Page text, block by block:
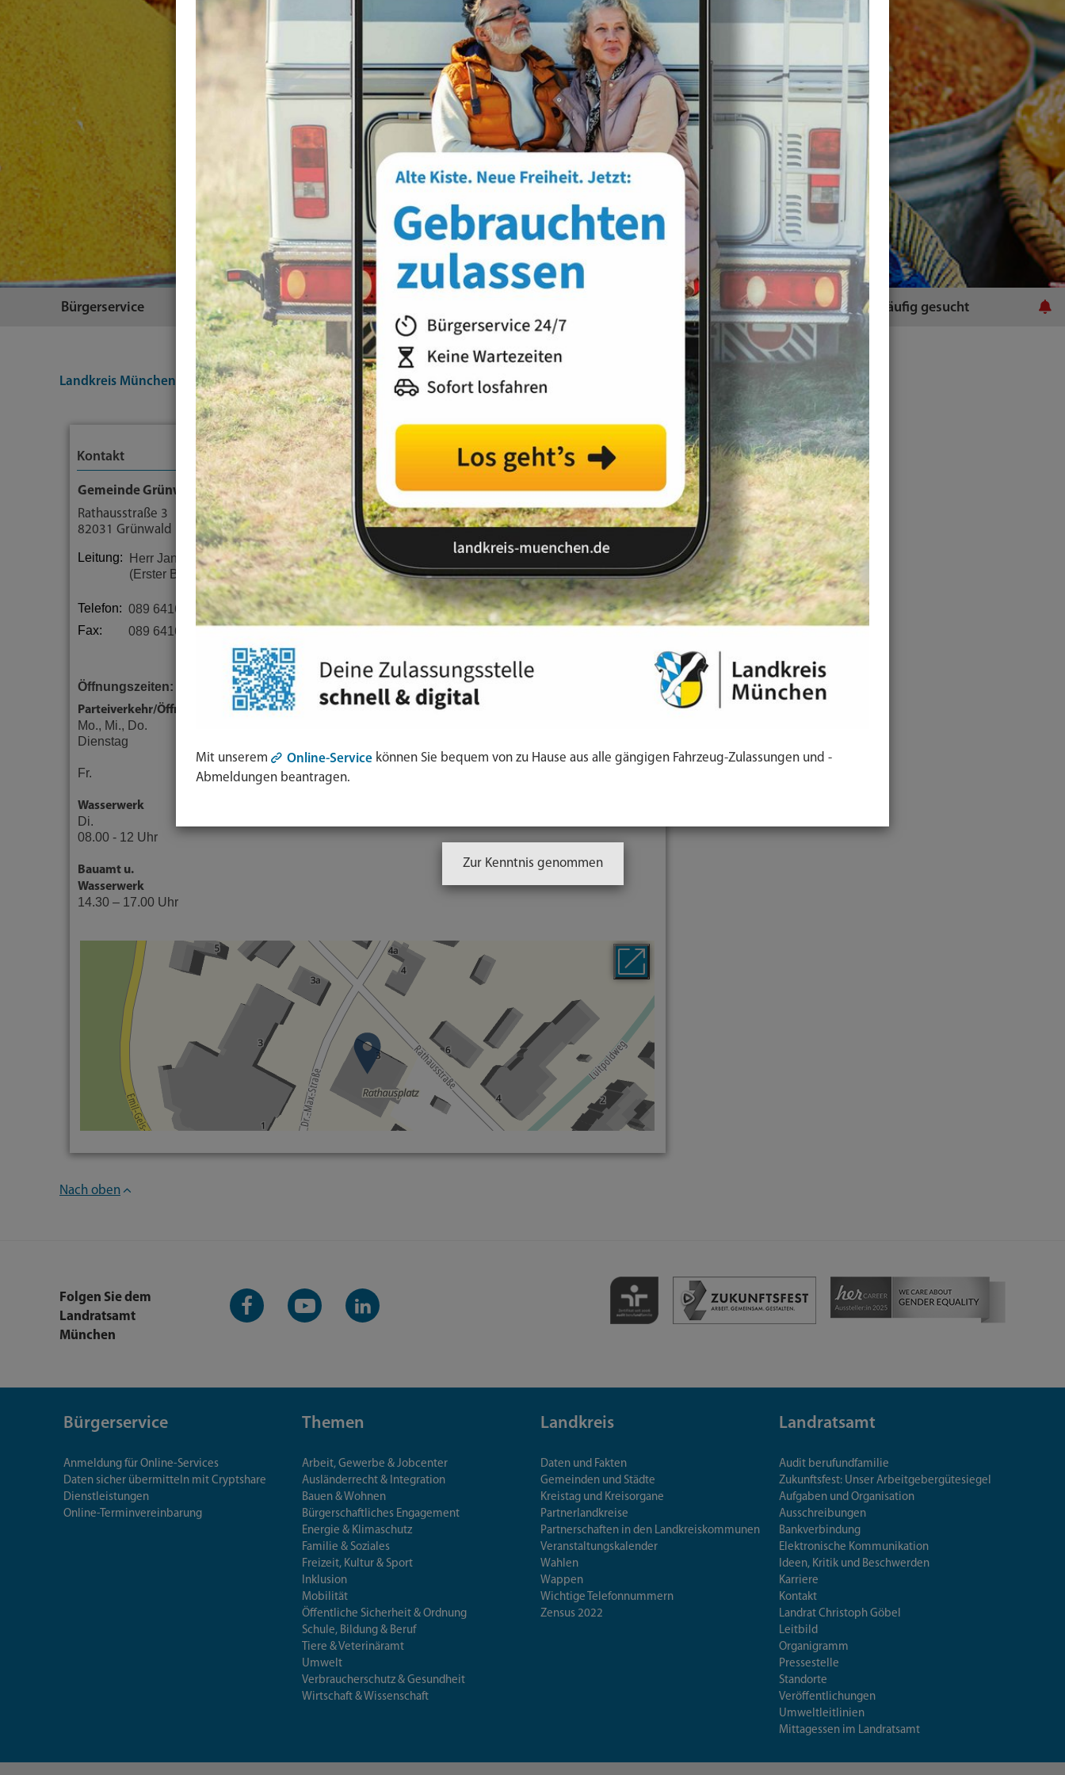
Bürgerservice Themen Landratsamt Häufig gesucht
Landkreis München Themen Inklusion Gleichstellung der Geschlechter Frauenhandbuch
Kontakt
Gemeinde Grünwald
Rathausstraße 3
82031 Grünwald
Leitung:
Herr Jan Neusiedl
(Erster Bürgermeister)
Telefon: 089 64162-0
Fax:
089 64162-4475
E-Mail
Homepage
Öffnungszeiten:
Parteiverkehr/Öffnungszeiten
Mo., Mi., Do. 08.00 - 12.00 Uhr
Dienstag 10.00 - 12.00 Uhr und
14.30 - 18.00 Uhr
Fr. 07.30 - 12.00 Uhr
Wasserwerk
Di.
08.00 - 12 Uhr
Bauamt u.
Wasserwerk
14.30 – 17.00 Uhr
Nach oben
Folgen Sie dem
Landratsamt
München
Facebook-
Seite
YouTube-
Kanal
LinkedIn-
Kanal
Bürgerservice
Anmeldung für Online-Services
Daten sicher übermitteln mit Cryptshare
Dienstleistungen
Online-Terminvereinbarung
Themen
Arbeit, Gewerbe & Jobcenter
Ausländerrecht & Integration
Bauen & Wohnen
Bürgerschaftliches Engagement
Energie & Klimaschutz
Familie & Soziales
Freizeit, Kultur & Sport
Inklusion
Mobilität
Öffentliche Sicherheit & Ordnung
Schule, Bildung & Beruf
Tiere & Veterinäramt
Umwelt
Verbraucherschutz & Gesundheit
Wirtschaft & Wissenschaft
Landkreis
Daten und Fakten
Gemeinden und Städte
Kreistag und Kreisorgane
Partnerlandkreise
Partnerschaften in den Landkreiskommunen
Veranstaltungskalender
Wahlen
Wappen
Wichtige Telefonnummern
Zensus 2022
Landratsamt
Audit berufundfamilie
Zukunftsfest: Unser Arbeitgebergütesiegel
Aufgaben und Organisation
Ausschreibungen
Bankverbindung
Elektronische Kommunikation
Ideen, Kritik und Beschwerden
Karriere
Kontakt
Landrat Christoph Göbel
Leitbild
Organigramm
Pressestelle
Standorte
Veröffentlichungen
Umweltleitlinien
Mittagessen im Landratsamt
Mit unserem Online-Service können Sie bequem von zu Hause aus alle gängigen Fahrzeug-Zulassungen und -
Abmeldungen beantragen.
Zur Kenntnis genommen